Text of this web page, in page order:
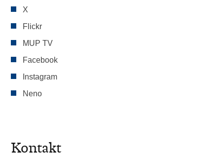
X
Flickr
MUP TV
Facebook
Instagram
Neno
Kontakt